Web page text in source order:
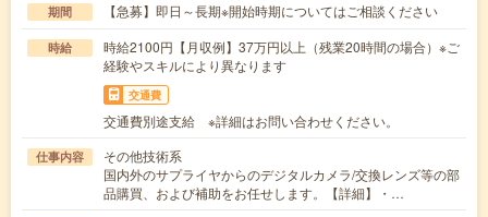
期間 【急募】即日～長期※開始時期についてはご相談ください
時給
時給2100円【月収例】37万円以上（残業20時間の場合）※ご
経験やスキルにより異なります
交通費
交通費別途支給 ※詳細はお問い合わせください。
仕事内容
その他技術系
国内外のサプライヤからのデジタルカメラ/交換レンズ等の部
品購買、および補助をお任せします。【詳細】・…